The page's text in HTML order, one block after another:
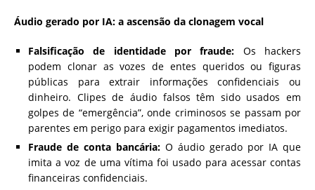
Áudio gerado por IA: a ascensão da clonagem vocal
Falsificação de identidade por fraude: Os hackers
podem clonar as vozes de entes queridos ou figuras
públicas para extrair informações confidenciais ou
dinheiro. Clipes de áudio falsos têm sido usados em
golpes de “emergência”, onde criminosos se passam por
parentes em perigo para exigir pagamentos imediatos.
Fraude de conta bancária: O áudio gerado por IA que
imita a voz de uma vítima foi usado para acessar contas
financeiras confidenciais.